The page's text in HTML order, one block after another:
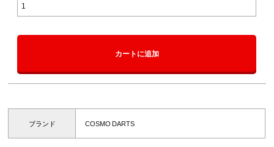
カートに追加
ブランド COSMO DARTS